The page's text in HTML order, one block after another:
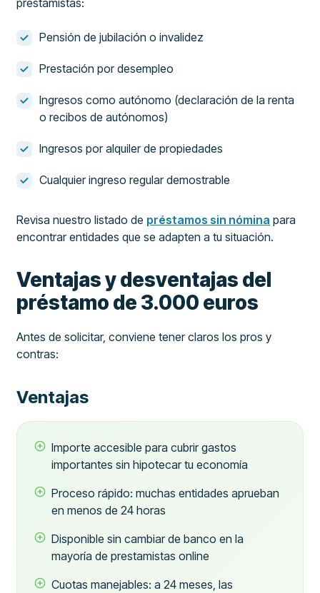
prestamistas:
Pensión de jubilación o invalidez
Prestación por desempleo
Ingresos como autónomo (declaración de la renta
o recibos de autónomos)
Ingresos por alquiler de propiedades
Cualquier ingreso regular demostrable
Revisa nuestro listado de préstamos sin nómina para
encontrar entidades que se adapten a tu situación.
Ventajas y desventajas del
préstamo de 3.000 euros
Antes de solicitar, conviene tener claros los pros y
contras:
Ventajas
Importe accesible para cubrir gastos
importantes sin hipotecar tu economía
Proceso rápido: muchas entidades aprueban
en menos de 24 horas
Disponible sin cambiar de banco en la
mayoría de prestamistas online
Cuotas manejables: a 24 meses, las